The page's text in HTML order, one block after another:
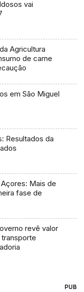
vai
Agricultura
de carne
em São Miguel
Resultados da
Mais de
fase de
revê valor
PUB